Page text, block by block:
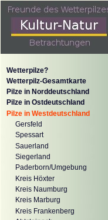
Wetterpilze?
Wetterpilz-Gesamtkarte
Pilze in Norddeutschland
Pilze in Ostdeutschland
Pilze in Westdeutschland
Gersfeld
Spessart
Sauerland
Siegerland
Paderborn/Umgebung
Kreis Höxter
Kreis Naumburg
Kreis Marburg
Kreis Frankenberg